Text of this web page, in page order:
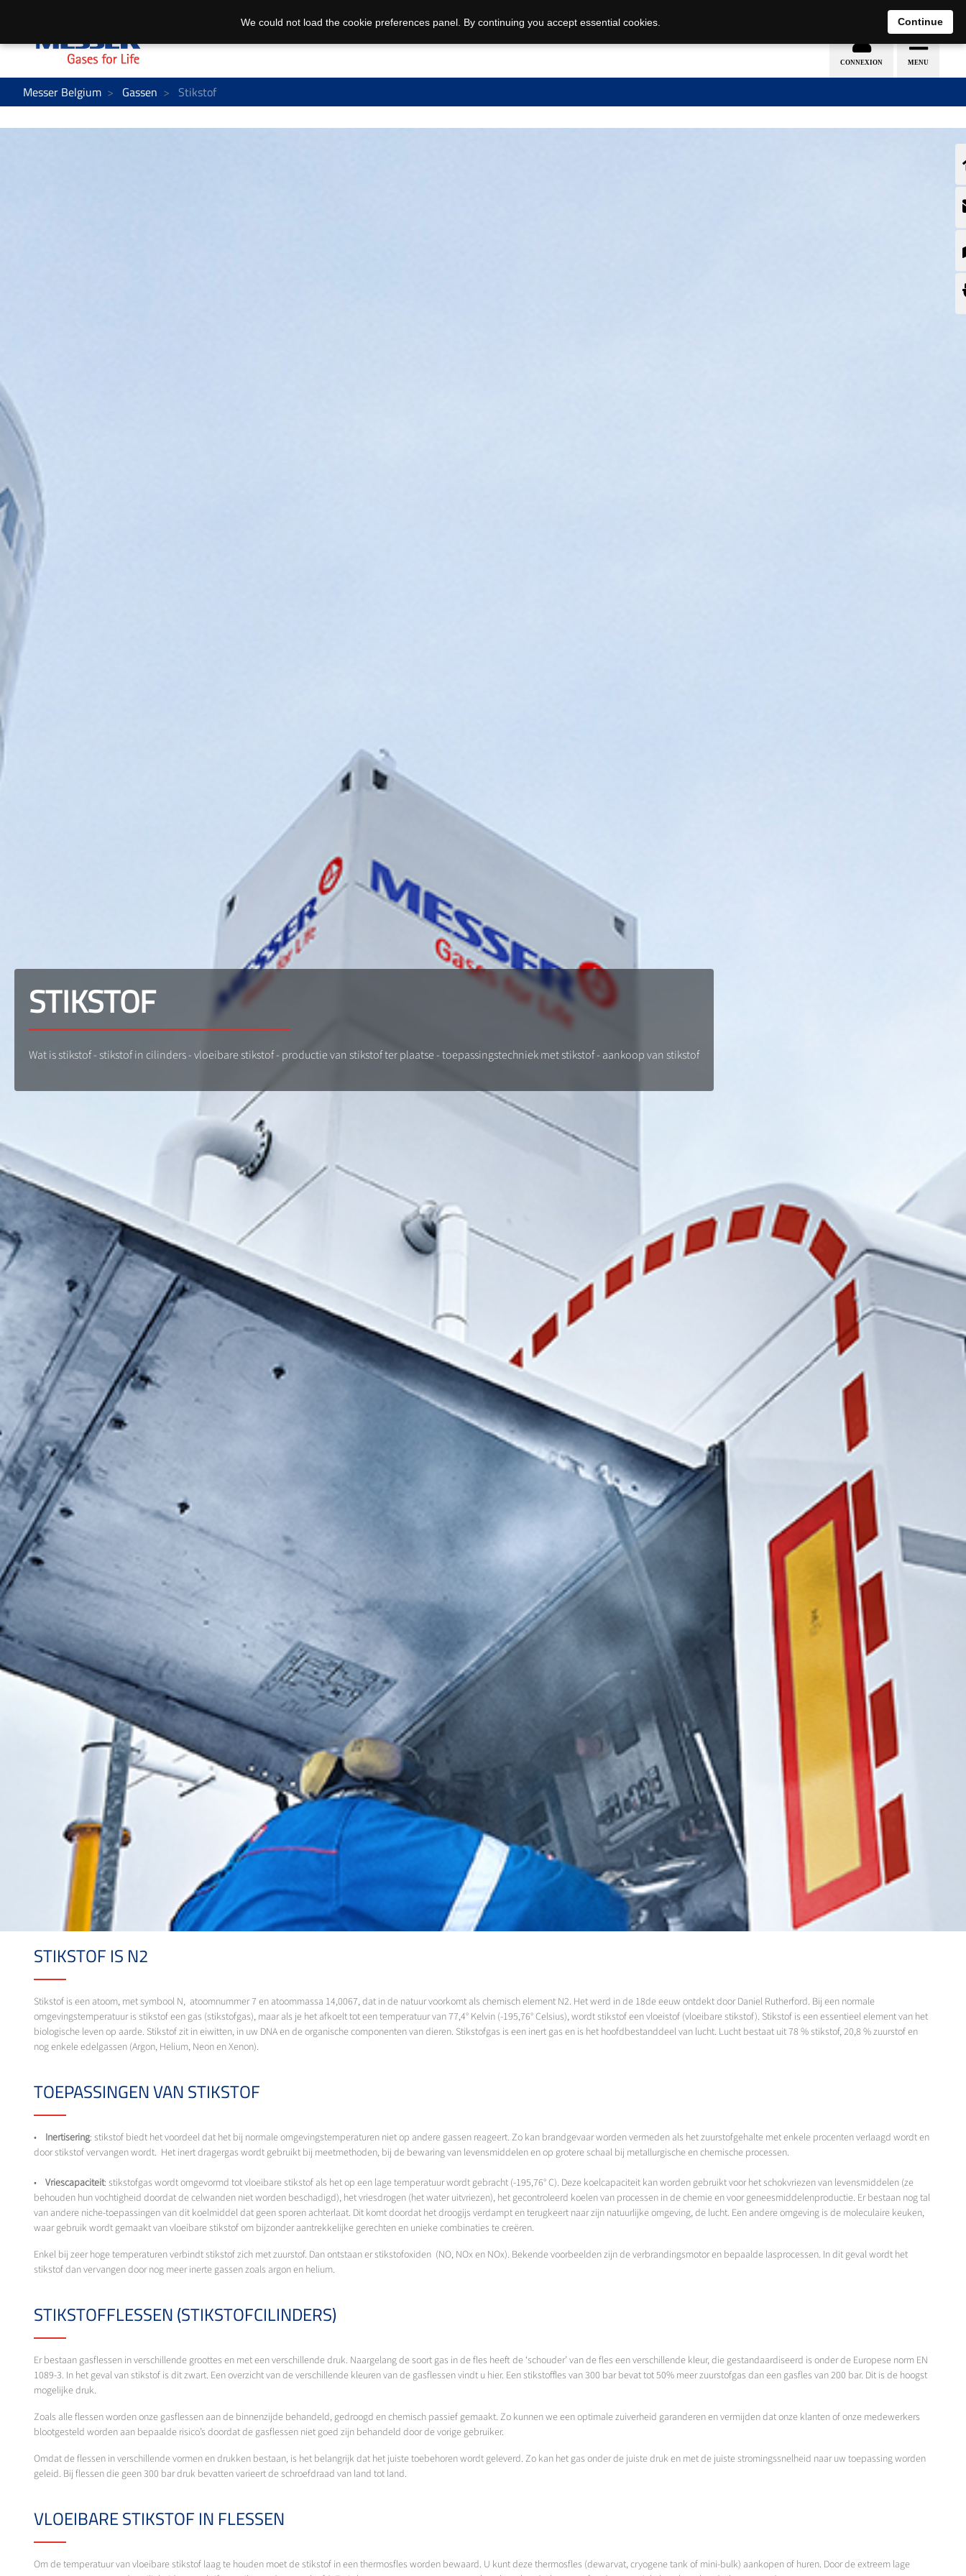
Nederlands français
Messer Belgium Gassen Stikstof
STIKSTOF
Wat is stikstof - stikstof in cilinders - vloeibare stikstof - productie van stikstof ter plaatse - toepassingstechniek met stikstof - aankoop van stikstof
STIKSTOF IS N2
Stikstof is een atoom, met symbool N, atoomnummer 7 en atoommassa 14,0067, dat in de natuur voorkomt als chemisch element N2. Het werd in de 18de eeuw ontdekt door Daniel Rutherford. Bij een normale
omgevingstemperatuur is stikstof een gas (stikstofgas), maar als je het afkoelt tot een temperatuur van 77,4° Kelvin (-195,76° Celsius), wordt stikstof een vloeistof (vloeibare stikstof). Stikstof is een essentieel element van het
biologische leven op aarde. Stikstof zit in eiwitten, in uw DNA en de organische componenten van dieren. Stikstofgas is een inert gas en is het hoofdbestanddeel van lucht. Lucht bestaat uit 78 % stikstof, 20,8 % zuurstof en
nog enkele edelgassen (Argon, Helium, Neon en Xenon).
TOEPASSINGEN VAN STIKSTOF
• Inertisering: stikstof biedt het voordeel dat het bij normale omgevingstemperaturen niet op andere gassen reageert. Zo kan brandgevaar worden vermeden als het zuurstofgehalte met enkele procenten verlaagd wordt en
door stikstof vervangen wordt. Het inert dragergas wordt gebruikt bij meetmethoden, bij de bewaring van levensmiddelen en op grotere schaal bij metallurgische en chemische processen.
• Vriescapaciteit: stikstofgas wordt omgevormd tot vloeibare stikstof als het op een lage temperatuur wordt gebracht (-195,76° C). Deze koelcapaciteit kan worden gebruikt voor het schokvriezen van levensmiddelen (ze
behouden hun vochtigheid doordat de celwanden niet worden beschadigd), het vriesdrogen (het water uitvriezen), het gecontroleerd koelen van processen in de chemie en voor geneesmiddelenproductie. Er bestaan nog tal
van andere niche-toepassingen van dit koelmiddel dat geen sporen achterlaat. Dit komt doordat het droogijs verdampt en terugkeert naar zijn natuurlijke omgeving, de lucht. Een andere omgeving is de moleculaire keuken,
waar gebruik wordt gemaakt van vloeibare stikstof om bijzonder aantrekkelijke gerechten en unieke combinaties te creëren.
Enkel bij zeer hoge temperaturen verbindt stikstof zich met zuurstof. Dan ontstaan er stikstofoxiden (NO, NOx en NOx). Bekende voorbeelden zijn de verbrandingsmotor en bepaalde lasprocessen. In dit geval wordt het
stikstof dan vervangen door nog meer inerte gassen zoals argon en helium.
STIKSTOFFLESSEN (STIKSTOFCILINDERS)
Er bestaan gasflessen in verschillende groottes en met een verschillende druk. Naargelang de soort gas in de fles heeft de ‘schouder’ van de fles een verschillende kleur, die gestandaardiseerd is onder de Europese norm EN
1089-3. In het geval van stikstof is dit zwart. Een overzicht van de verschillende kleuren van de gasflessen vindt u hier. Een stikstoffles van 300 bar bevat tot 50% meer zuurstofgas dan een gasfles van 200 bar. Dit is de hoogst
mogelijke druk.
Zoals alle flessen worden onze gasflessen aan de binnenzijde behandeld, gedroogd en chemisch passief gemaakt. Zo kunnen we een optimale zuiverheid garanderen en vermijden dat onze klanten of onze medewerkers
blootgesteld worden aan bepaalde risico’s doordat de gasflessen niet goed zijn behandeld door de vorige gebruiker.
Omdat de flessen in verschillende vormen en drukken bestaan, is het belangrijk dat het juiste toebehoren wordt geleverd. Zo kan het gas onder de juiste druk en met de juiste stromingssnelheid naar uw toepassing worden
geleid. Bij flessen die geen 300 bar druk bevatten varieert de schroefdraad van land tot land.
VLOEIBARE STIKSTOF IN FLESSEN
Om de temperatuur van vloeibare stikstof laag te houden moet de stikstof in een thermosfles worden bewaard. U kunt deze thermosfles (dewarvat, cryogene tank of mini-bulk) aankopen of huren. Door de extreem lage
We could not load the cookie preferences panel. By continuing you accept essential cookies. Continue